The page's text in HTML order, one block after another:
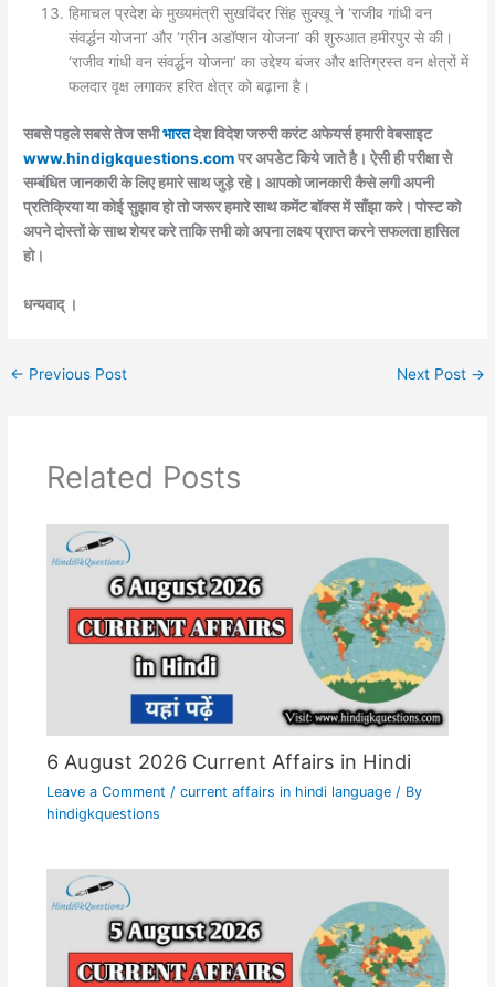
हिमाचल प्रदेश के मुख्यमंत्री सुखविंदर सिंह सुक्खू ने ‘राजीव गांधी वन
संवर्द्धन योजना’ और ‘ग्रीन अडॉप्शन योजना’ की शुरुआत हमीरपुर से की।
‘राजीव गांधी वन संवर्द्धन योजना’ का उद्देश्य बंजर और क्षतिग्रस्त वन क्षेत्रों में
फलदार वृक्ष लगाकर हरित क्षेत्र को बढ़ाना है।
सबसे पहले सबसे तेज सभीभारतदेश विदेश जरुरी करंट अफेयर्स हमारी वेबसाइट
www.hindigkquestions.comपर अपडेट किये जाते है। ऐसी ही परीक्षा से
सम्बंधित जानकारी के लिए हमारे साथ जुड़े रहे। आपको जानकारी कैसे लगी अपनी
प्रतिक्रिया या कोई सुझाव हो तो जरूर हमारे साथ कमेंट बॉक्स में साँझा करे। पोस्ट को
अपने दोस्तों के साथ शेयर करे ताकि सभी को अपना लक्ष्य प्राप्त करने सफलता हासिल
हो।
धन्यवाद् ।
← Previous Post Next Post →
Related Posts
6 August 2026 Current Affairs in Hindi
Leave a Comment / current affairs in hindi language/ By
hindigkquestions